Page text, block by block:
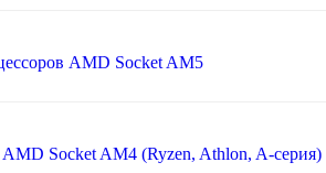
AMD Socket AM5
Socket AM4 (Ryzen, Athlon, A-серия)